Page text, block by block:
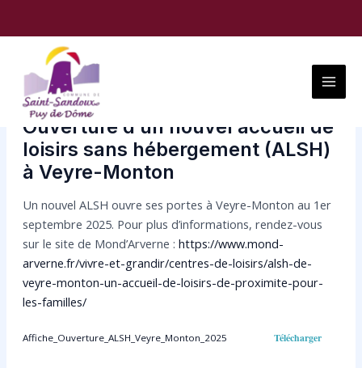
Menu
Ouverture d’un nouvel accueil de
loisirs sans hébergement (ALSH)
à Veyre-Monton
Un nouvel ALSH ouvre ses portes à Veyre-Monton au 1er
septembre 2025. Pour plus d’informations, rendez-vous
sur le site de Mond’Arverne : https://www.mond-
arverne.fr/vivre-et-grandir/centres-de-loisirs/alsh-de-
veyre-monton-un-accueil-de-loisirs-de-proximite-pour-
les-familles/
Affiche_Ouverture_ALSH_Veyre_Monton_2025 Télécharger